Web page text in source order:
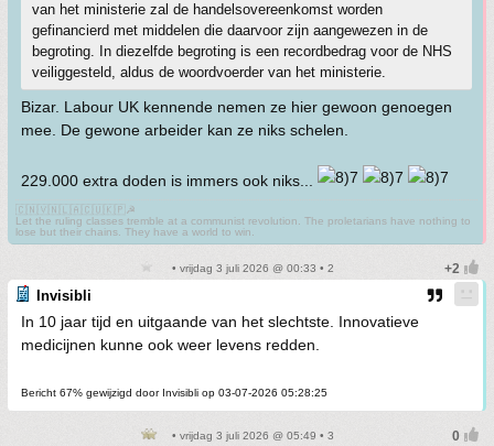
van het ministerie zal de handelsovereenkomst worden
gefinancierd met middelen die daarvoor zijn aangewezen in de
begroting. In diezelfde begroting is een recordbedrag voor de NHS
veiliggesteld, aldus de woordvoerder van het ministerie.
Bizar. Labour UK kennende nemen ze hier gewoon genoegen
mee. De gewone arbeider kan ze niks schelen.
229.000 extra doden is immers ook niks...
🇨🇳🇻🇳🇱🇦🇨🇺🇰🇵☭
Let the ruling classes tremble at a communist revolution. The proletarians have nothing to
lose but their chains. They have a world to win.
• vrijdag 3 juli 2026 @ 00:33 • 2
Invisibli
In 10 jaar tijd en uitgaande van het slechtste. Innovatieve
medicijnen kunne ook weer levens redden.
Bericht 67% gewijzigd door Invisibli op 03-07-2026 05:28:25
• vrijdag 3 juli 2026 @ 05:49 • 3